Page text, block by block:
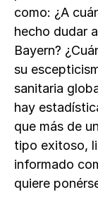
como: ¿A
hecho dudar
Bayern?
su
sanitaria
hay
que más de
tipo exitoso,
informado
quiere